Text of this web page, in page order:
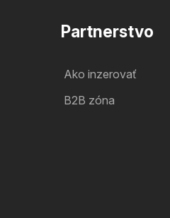
Partnerstvo
Ako inzerovať
B2B zóna